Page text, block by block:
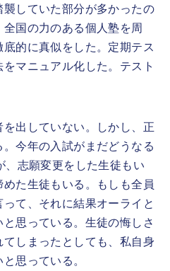
していた部分が多かったの
国の力のある個人塾を周
的に真似をした。定期テス
マニュアル化した。テスト
出していない。しかし、正
今年の入試がまだどうなる
志願変更をした生徒もい
た生徒もいる。もしも全員
て、それに結果オーライと
思っている。生徒の悔しさ
しまったとしても、私自身
思っている。